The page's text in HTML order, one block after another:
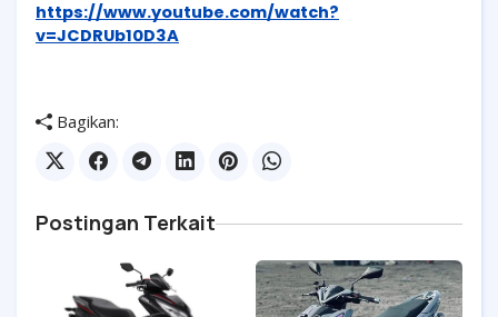
https://www.youtube.com/watch?
v=JCDRUb10D3A
Bagikan:
Postingan Terkait